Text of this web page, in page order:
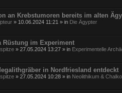
an Krebstumoren bereits im alten
» 10.06.2024 11:21 » in Die Ägypter
Rüstung im Experiment
» 27.05.2024 13:27 » in Experimentelle
in Nordfriesland entdeckt
» 27.05.2024 10:28 » in Neolithikum &